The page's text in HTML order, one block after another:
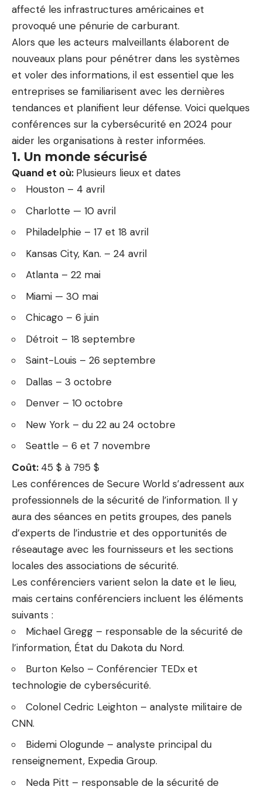
affecté les infrastructures américaines et
provoqué une pénurie de carburant.
Alors que les acteurs malveillants élaborent de
nouveaux plans pour pénétrer dans les systèmes
et voler des informations, il est essentiel que les
entreprises se familiarisent avec les dernières
tendances et planifient leur défense. Voici quelques
conférences sur la cybersécurité en 2024 pour
aider les organisations à rester informées.
1. Un monde sécurisé
Quand et où: Plusieurs lieux et dates
Houston – 4 avril
Charlotte — 10 avril
Philadelphie – 17 et 18 avril
Kansas City, Kan. – 24 avril
Atlanta – 22 mai
Miami — 30 mai
Chicago – 6 juin
Détroit – 18 septembre
Saint-Louis – 26 septembre
Dallas – 3 octobre
Denver – 10 octobre
New York – du 22 au 24 octobre
Seattle – 6 et 7 novembre
Coût: 45 $ à 795 $
Les conférences de Secure World s’adressent aux
professionnels de la sécurité de l’information. Il y
aura des séances en petits groupes, des panels
d’experts de l’industrie et des opportunités de
réseautage avec les fournisseurs et les sections
locales des associations de sécurité.
Les conférenciers varient selon la date et le lieu,
mais certains conférenciers incluent les éléments
suivants :
Michael Gregg – responsable de la sécurité de
l’information, État du Dakota du Nord.
Burton Kelso – Conférencier TEDx et
technologie de cybersécurité.
Colonel Cedric Leighton – analyste militaire de
CNN.
Bidemi Ologunde – analyste principal du
renseignement, Expedia Group.
Neda Pitt – responsable de la sécurité de